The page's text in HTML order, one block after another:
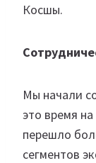
Косшы.
Мы начали
это время
перешло
сегментов